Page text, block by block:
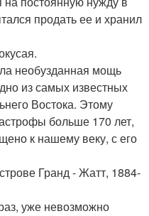
продать ее и хранил
необузданная мощь
из самых известных
Востока. Этому
больше 170 лет,
к нашему веку, с его
Гранд - Жатт, 1884-
уже невозможно